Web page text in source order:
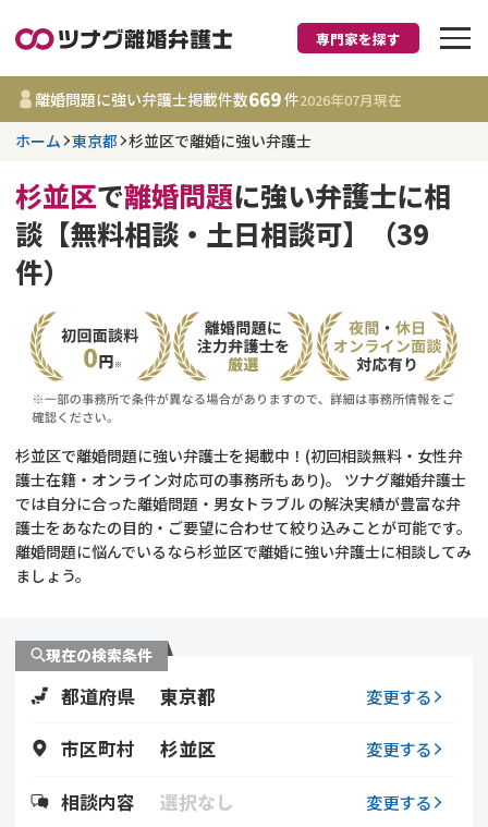
離婚に強い弁護士
事務所 669
件
更新日 :2026年07月31日
離婚前相談
DV
不貞・不倫慰謝料請求
費用相場
財産分与
養育費
離婚の相談先
専門家を探す
離婚問題に強い弁護士掲載件数669件2026年07月現在
ホーム 東京都 杉並区で離婚に強い弁護士
杉並区で離婚問題に強い弁護士に相
談【無料相談・土日相談可】（39
件）
杉並区で離婚問題に強い弁護士を掲載中！(初回相談無料・女性弁
護士在籍・オンライン対応可の事務所もあり)。 ツナグ離婚弁護士
では自分に合った離婚問題・男女トラブル の解決実績が豊富な弁
護士をあなたの目的・ご要望に合わせて絞り込みことが可能です。
離婚問題に悩んでいるなら杉並区で離婚に強い弁護士に相談してみ
ましょう。
現在の検索条件
都道府県 東京都 変更する
市区町村 杉並区 変更する
相談内容 選択なし 変更する